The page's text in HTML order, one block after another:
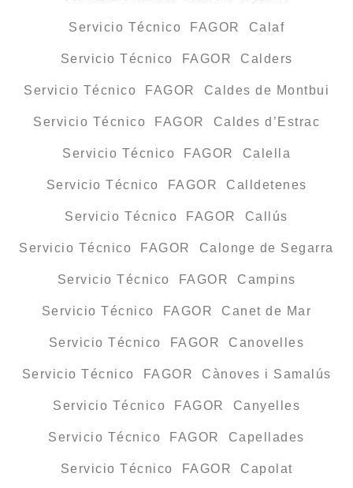
Servicio Técnico FAGOR Calaf
Servicio Técnico FAGOR Calders
Servicio Técnico FAGOR Caldes de Montbui
Servicio Técnico FAGOR Caldes d’Estrac
Servicio Técnico FAGOR Calella
Servicio Técnico FAGOR Calldetenes
Servicio Técnico FAGOR Callús
Servicio Técnico FAGOR Calonge de Segarra
Servicio Técnico FAGOR Campins
Servicio Técnico FAGOR Canet de Mar
Servicio Técnico FAGOR Canovelles
Servicio Técnico FAGOR Cànoves i Samalús
Servicio Técnico FAGOR Canyelles
Servicio Técnico FAGOR Capellades
Servicio Técnico FAGOR Capolat